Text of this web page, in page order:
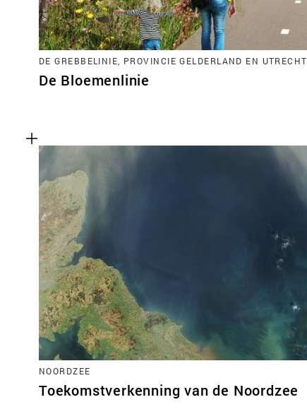
DE GREBBELINIE, PROVINCIE GELDERLAND EN UTRECHT
De Bloemenlinie
NOORDZEE
Toekomstverkenning van de Noordzee